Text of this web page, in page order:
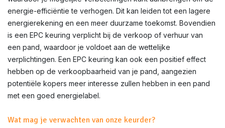
energie-efficiëntie te verhogen. Dit kan leiden tot een lagere
energierekening en een meer duurzame toekomst. Bovendien
is een EPC keuring verplicht bij de verkoop of verhuur van
een pand, waardoor je voldoet aan de wettelijke
verplichtingen. Een EPC keuring kan ook een positief effect
hebben op de verkoopbaarheid van je pand, aangezien
potentiële kopers meer interesse zullen hebben in een pand
met een goed energielabel.
Wat mag je verwachten van onze keurder?